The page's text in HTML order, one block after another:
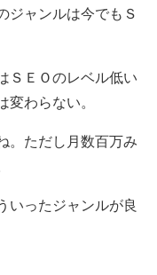
ジャンルは今でもＳ
ＳＥＯのレベル低い
変わらない。
。ただし月数百万み
いったジャンルが良